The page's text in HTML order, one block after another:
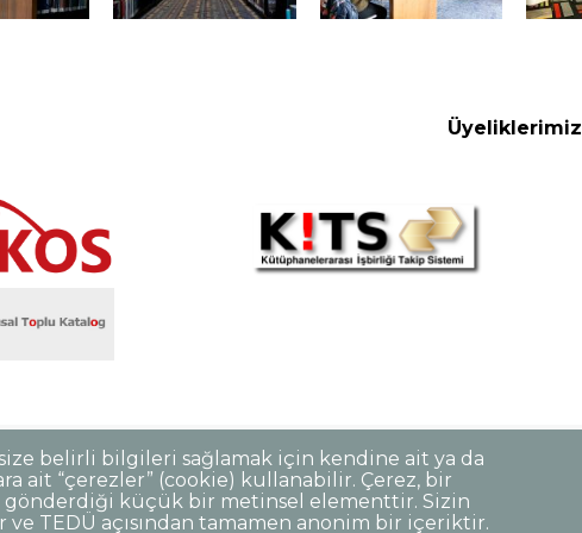
Üyeliklerimiz
belirli bilgileri sağlamak için kendine ait ya da
ait “çerezler” (cookie) kullanabilir. Çerez, bir
gönderdiği küçük bir metinsel elementtir. Sizin
TEDÜ açısından tamamen anonim bir içeriktir.
Sorular Kişisel Verilerin Korunması Gizlilik Politikası